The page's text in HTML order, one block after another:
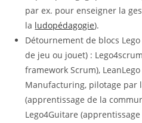
par ex. pour enseigner la
la ludopédagogie).
Détournement de blocs
de jeu ou jouet) :
framework Scrum),
Manufacturing, pilotage par
(apprentissage de la
Lego4Guitare